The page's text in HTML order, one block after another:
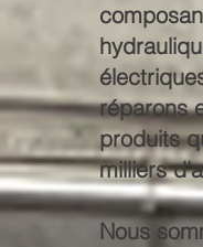
réparons
produits
milliers
Nous